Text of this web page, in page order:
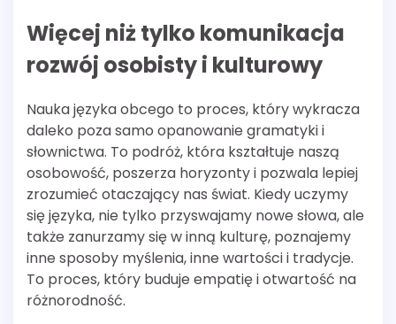
Więcej niż tylko komunikacja
rozwój osobisty i kulturowy
Nauka języka obcego to proces, który wykracza
daleko poza samo opanowanie gramatyki i
słownictwa. To podróż, która kształtuje naszą
osobowość, poszerza horyzonty i pozwala lepiej
zrozumieć otaczający nas świat. Kiedy uczymy
się języka, nie tylko przyswajamy nowe słowa, ale
także zanurzamy się w inną kulturę, poznajemy
inne sposoby myślenia, inne wartości i tradycje.
To proces, który buduje empatię i otwartość na
różnorodność.